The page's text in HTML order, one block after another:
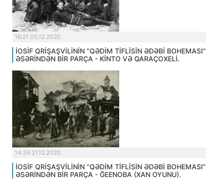
16:21 05.12.2020
İOSİF QRİŞAŞVİLİNİN “QƏDİM TİFLİSİN ƏDƏBİ BOHEMASI”
ƏSƏRİNDƏN BİR PARÇA - KİNTO VƏ QARAÇOXELİ.
14:39 21.12.2020
İOSİF QRİŞAŞVİLİNİN “QƏDİM TİFLİSİN ƏDƏBİ BOHEMASI”
ƏSƏRİNDƏN BİR PARÇA - ĞEENOBA (XAN OYUNU).